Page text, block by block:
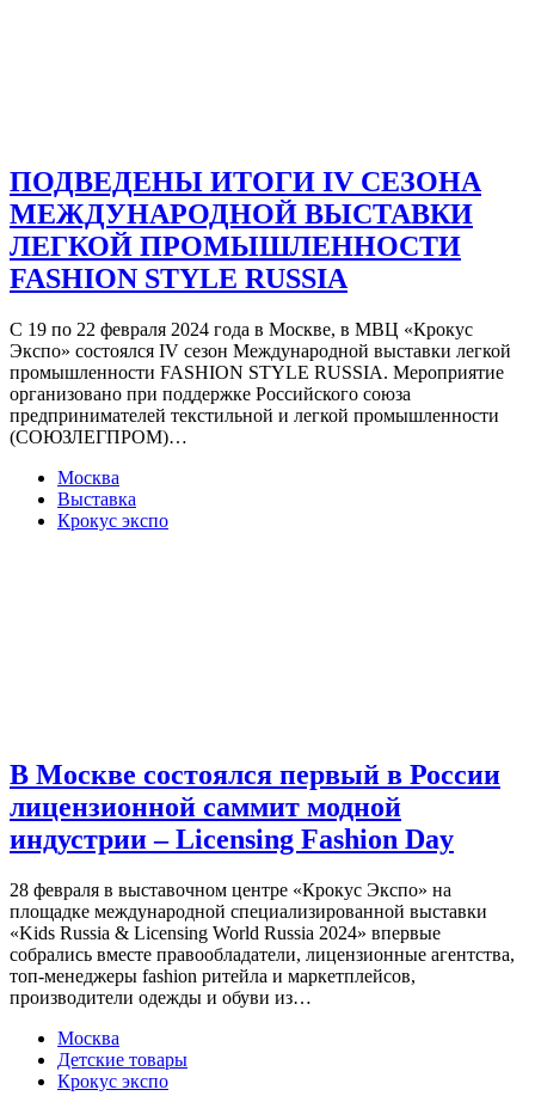
ПОДВЕДЕНЫ ИТОГИ IV СЕЗОНА
МЕЖДУНАРОДНОЙ ВЫСТАВКИ
ЛЕГКОЙ ПРОМЫШЛЕННОСТИ
FASHION STYLE RUSSIA
С 19 по 22 февраля 2024 года в Москве, в МВЦ «Крокус
Экспо» состоялся IV сезон Международной выставки легкой
промышленности FASHION STYLE RUSSIA. Мероприятие
организовано при поддержке Российского союза
предпринимателей текстильной и легкой промышленности
(СОЮЗЛЕГПРОМ)…
Москва
Выставка
Крокус экспо
В Москве состоялся первый в России
лицензионной саммит модной
индустрии – Licensing Fashion Day
28 февраля в выставочном центре «Крокус Экспо» на
площадке международной специализированной выставки
«Kids Russia & Licensing World Russia 2024» впервые
собрались вместе правообладатели, лицензионные агентства,
топ-менеджеры fashion ритейла и маркетплейсов,
производители одежды и обуви из…
Москва
Детские товары
Крокус экспо